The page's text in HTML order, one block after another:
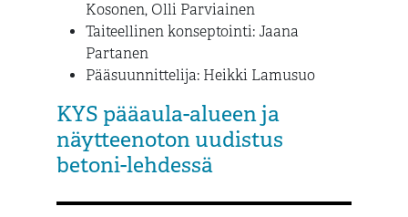
Kosonen, Olli Parviainen
Taiteellinen konseptointi: Jaana
Partanen
Pääsuunnittelija: Heikki Lamusuo
KYS pääaula-alueen ja
näytteenoton uudistus
betoni-lehdessä